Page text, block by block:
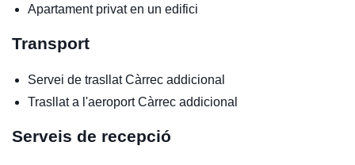
Apartament privat en un edifici
Transport
Servei de trasllatCàrrec addicional
Trasllat a l'aeroportCàrrec addicional
Serveis de recepció